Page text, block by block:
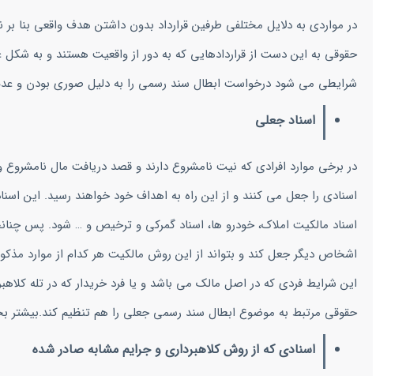
در مواردی به دلایل مختلفی طرفین قرارداد بدون داشتن هدف واقعی بنا
حقوقی به این دست از قراردادهایی که به دور از واقعیت هستند و به
شرایطی می شود درخواست ابطال سند رسمی را به دلیل صوری بودن و
اسناد جعلی
در برخی موارد افرادی که نیت نامشروع دارند و قصد دریافت مال نامشروع
اسنادی را جعل می کنند و از این راه به اهداف خود خواهند رسید. این
اسناد مالکیت املاک، خودرو ها، اسناد گمرکی و ترخیص و … شود. پس
اشخاص دیگر جعل کند و بتواند از این روش مالکیت هر کدام از موارد
این شرایط فردی که در اصل مالک می باشد و یا فرد خریدار که در تله
حقوقی مرتبط به موضوع ابطال سند رسمی جعلی را هم تنظیم کند.بیشتر
اسنادی که از روش کلاهبرداری و جرایم مشابه صادر شده